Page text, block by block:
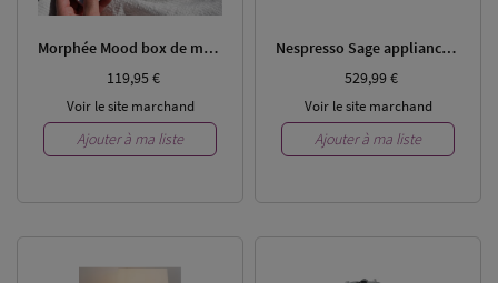
Morphée Mood box de méditation
119,95 €
Voir le site marchand
Ajouter à ma liste
Nespresso Sage appliances Creatista Plus
529,99 €
Voir le site marchand
Ajouter à ma liste